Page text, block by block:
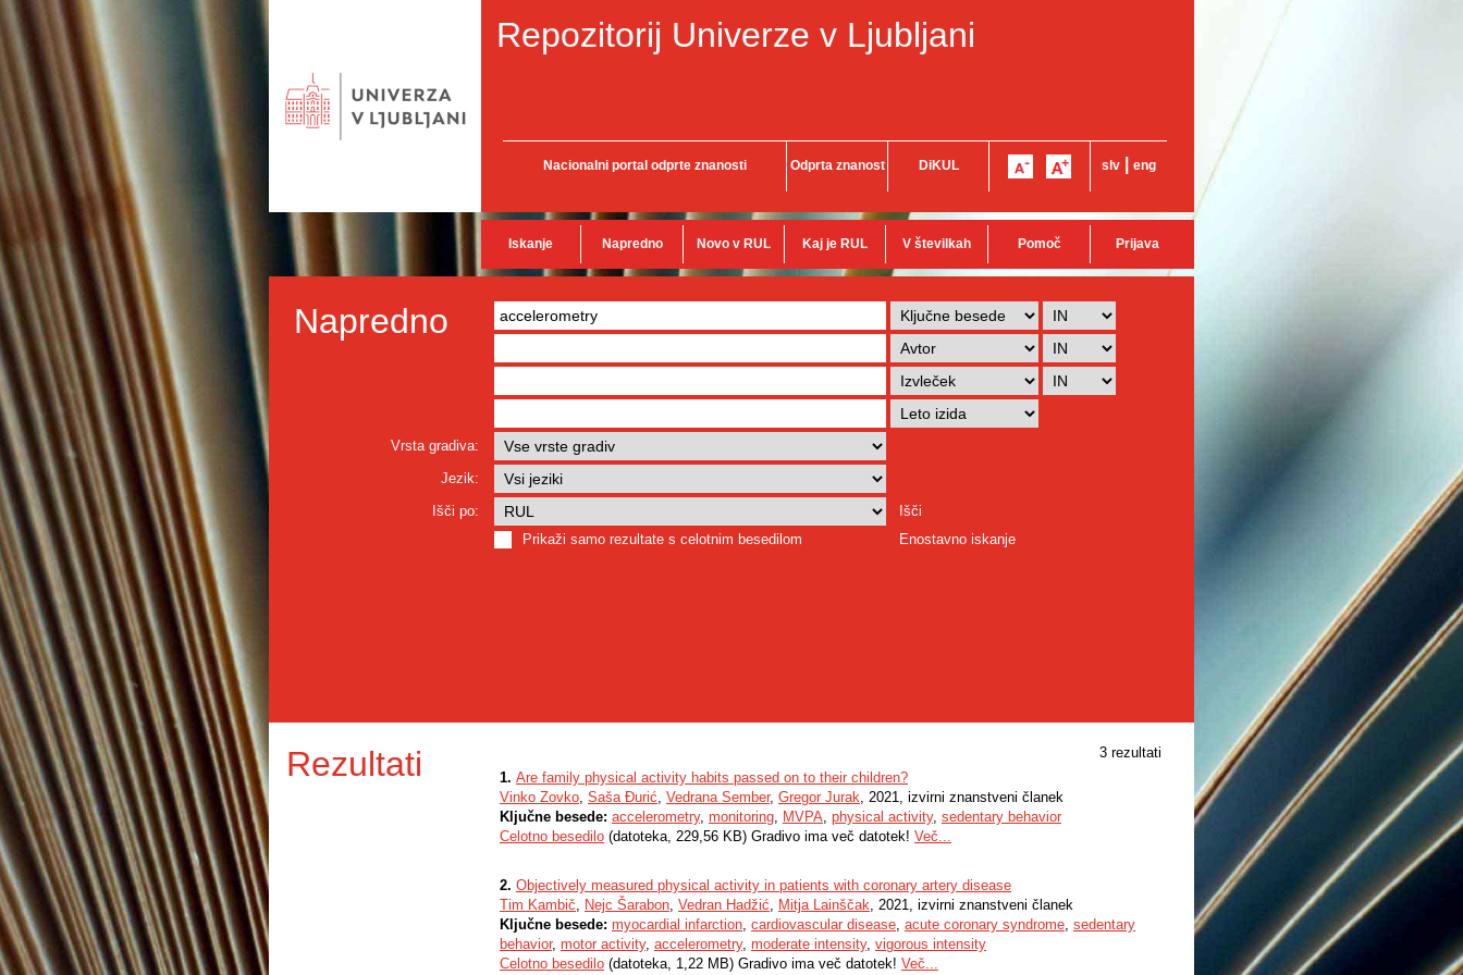
Repozitorij Univerze v Ljubljani
Nacionalni portal odprte znanosti Odprta znanost DiKUL slv eng
Iskanje Napredno Novo v RUL Kaj je RUL V številkah Pomoč Prijava
Napredno
Vrsta gradiva:
Jezik:
Išči po:
Išči
Prikaži samo rezultate s celotnim besedilom
Enostavno iskanje
Rezultati
3 rezultati
1. Are family physical activity habits passed on to their children?
Vinko Zovko, Saša Đurić, Vedrana Sember, Gregor Jurak, 2021, izvirni znanstveni članek
Ključne besede: accelerometry, monitoring, MVPA, physical activity, sedentary behavior
Celotno besedilo (datoteka, 229,56 KB) Gradivo ima več datotek! Več...
2. Objectively measured physical activity in patients with coronary artery disease
Tim Kambič, Nejc Šarabon, Vedran Hadžić, Mitja Lainščak, 2021, izvirni znanstveni članek
Ključne besede: myocardial infarction, cardiovascular disease, acute coronary syndrome, sedentary
behavior, motor activity, accelerometry, moderate intensity, vigorous intensity
Celotno besedilo (datoteka, 1,22 MB) Gradivo ima več datotek! Več...